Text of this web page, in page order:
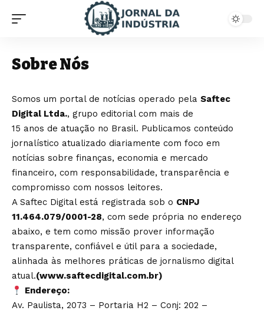
Sobre Nós
Somos um portal de notícias operado pela Saftec
Digital Ltda., grupo editorial com mais de
15 anos de atuação no Brasil. Publicamos conteúdo
jornalístico atualizado diariamente com foco em
notícias sobre finanças, economia e mercado
financeiro, com responsabilidade, transparência e
compromisso com nossos leitores.
A Saftec Digital está registrada sob o CNPJ
11.464.079/0001-28, com sede própria no endereço
abaixo, e tem como missão prover informação
transparente, confiável e útil para a sociedade,
alinhada às melhores práticas de jornalismo digital
atual.(www.saftecdigital.com.br)
Endereço:
Av. Paulista, 2073 – Portaria H2 – Conj: 202 –